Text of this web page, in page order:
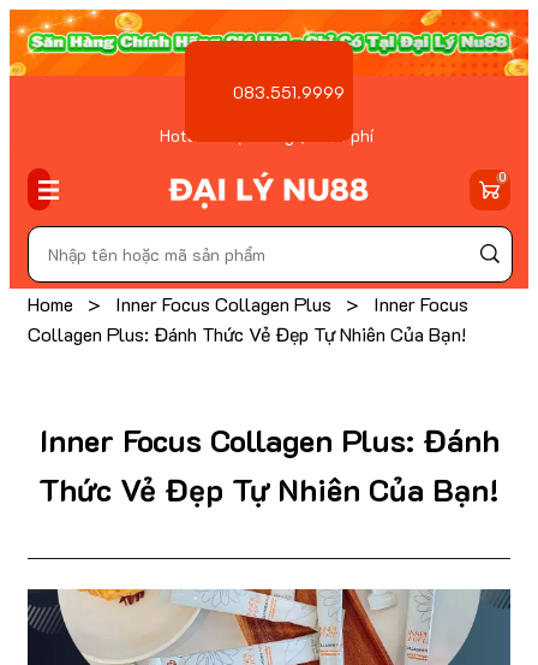
Hotline Đặt hàng ( Miễn phí
083.551.9999
0
Home > Inner Focus Collagen Plus >
Inner Focus
Collagen Plus: Đánh Thức Vẻ Đẹp Tự Nhiên Của Bạn!
Inner Focus Collagen Plus: Đánh
Thức Vẻ Đẹp Tự Nhiên Của Bạn!